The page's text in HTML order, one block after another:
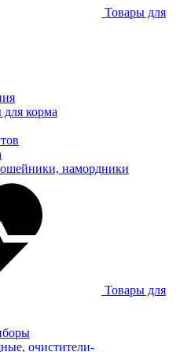
Товары для
корма
намордники
Товары для
очистители-